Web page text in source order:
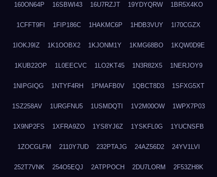
160ON64P 16SBWI43 16U7RZJT 19YDYQRW 1BR5X4KO
1CFFT9FI 1FIP186C 1HAKMC6P 1HDB3VUY 1I70CGZX
1IOKJ9IZ 1K1OOBX2 1KJONM1Y 1KMG68BO 1KQW0D9E
1KUB22OP 1L0EECVC 1LO2KT45 1N3R82X5 1NERJOY9
1NIPGIQG 1NTYF4RH 1PMAFB0V 1QBCT8D3 1SFXG5XT
1SZ258AV 1URGFNU5 1USMDQTI 1V2M00OW 1WPX7P03
1X9NP2FS 1XFRA9ZO 1YS8YJ6Z 1YSKFL0G 1YUCNSFB
1ZOCGLFM 2110Y7UD 232PTAJG 24AZ56D2 24YV1LVI
252T7VNK 254O5EQJ 2ATPPOCH 2DU7LORM 2F53ZH8K